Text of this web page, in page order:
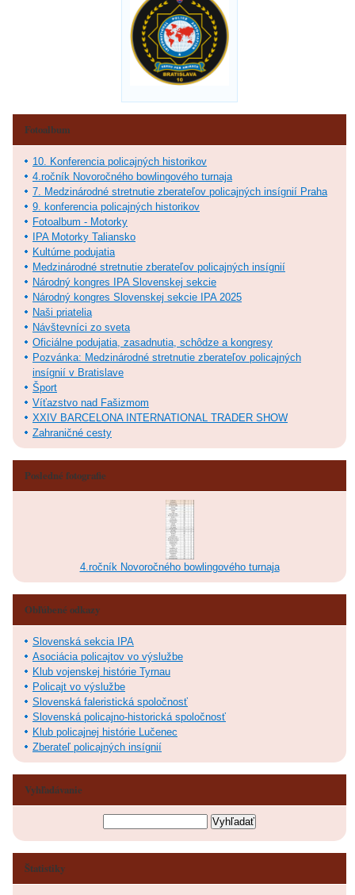
Fotoalbum
10. Konferencia policajných historikov
4.ročník Novoročného bowlingového turnaja
7. Medzinárodné stretnutie zberateľov policajných insígnií Praha
9. konferencia policajných historikov
Fotoalbum - Motorky
IPA Motorky Taliansko
Kultúrne podujatia
Medzinárodné stretnutie zberateľov policajných insígnií
Národný kongres IPA Slovenskej sekcie
Národný kongres Slovenskej sekcie IPA 2025
Naši priatelia
Návštevníci zo sveta
Oficiálne podujatia, zasadnutia, schôdze a kongresy
Pozvánka: Medzinárodné stretnutie zberateľov policajných
insígnií v Bratislave
Šport
Víťazstvo nad Fašizmom
XXIV BARCELONA INTERNATIONAL TRADER SHOW
Zahraničné cesty
Posledné fotografie
4.ročník Novoročného bowlingového turnaja
Obľúbené odkazy
Slovenská sekcia IPA
Asociácia policajtov vo výslužbe
Klub vojenskej histórie Tyrnau
Policajt vo výslužbe
Slovenská faleristická spoločnosť
Slovenská policajno-historická spoločnosť
Klub policajnej histórie Lučenec
Zberateľ policajných insígnií
Vyhľadávanie
Štatistiky